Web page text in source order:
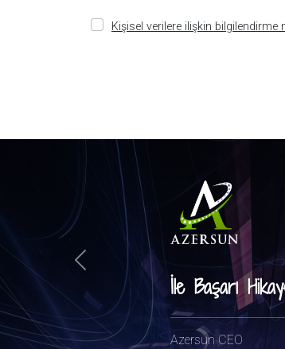
Kişisel verilere ilişkin
İle Başarı
Azersun CEO
Previous